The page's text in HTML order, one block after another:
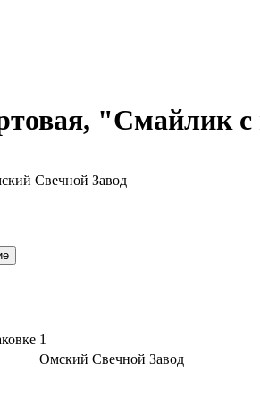
"Смайлик
Свечной Завод
1
Омский Свечной Завод